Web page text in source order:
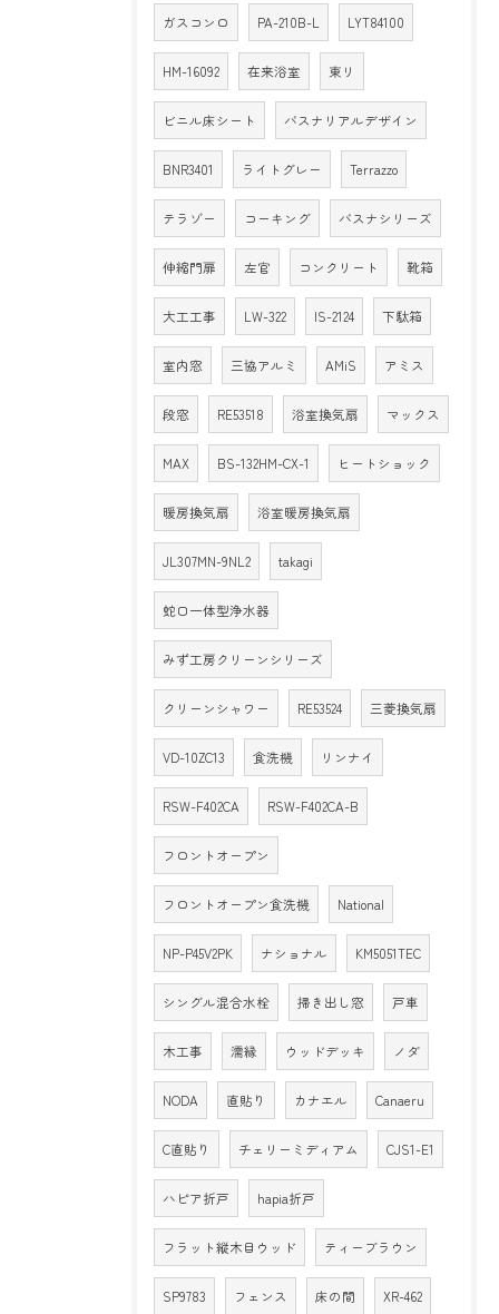
ガスコンロ PA-210B-L LYT84100
HM-16092 在来浴室 東リ
ビニル床シート バスナリアルデザイン
BNR3401 ライトグレー Terrazzo
テラゾー コーキング バスナシリーズ
伸縮門扉 左官 コンクリート 靴箱
大工工事 LW-322 IS-2124 下駄箱
室内窓 三協アルミ AMiS アミス
段窓 RE53518 浴室換気扇 マックス
MAX BS-132HM-CX-1 ヒートショック
暖房換気扇 浴室暖房換気扇
JL307MN-9NL2 takagi
蛇口一体型浄水器
みず工房クリーンシリーズ
クリーンシャワー RE53524 三菱換気扇
VD-10ZC13 食洗機 リンナイ
RSW-F402CA RSW-F402CA-B
フロントオープン
フロントオープン食洗機 National
NP-P45V2PK ナショナル KM5051TEC
シングル混合水栓 掃き出し窓 戸車
木工事 濡縁 ウッドデッキ ノダ
NODA 直貼り カナエル Canaeru
C直貼り チェリーミディアム CJS1-E1
ハピア折戸 hapia折戸
フラット縦木目ウッド ティーブラウン
SP9783 フェンス 床の間 XR-462